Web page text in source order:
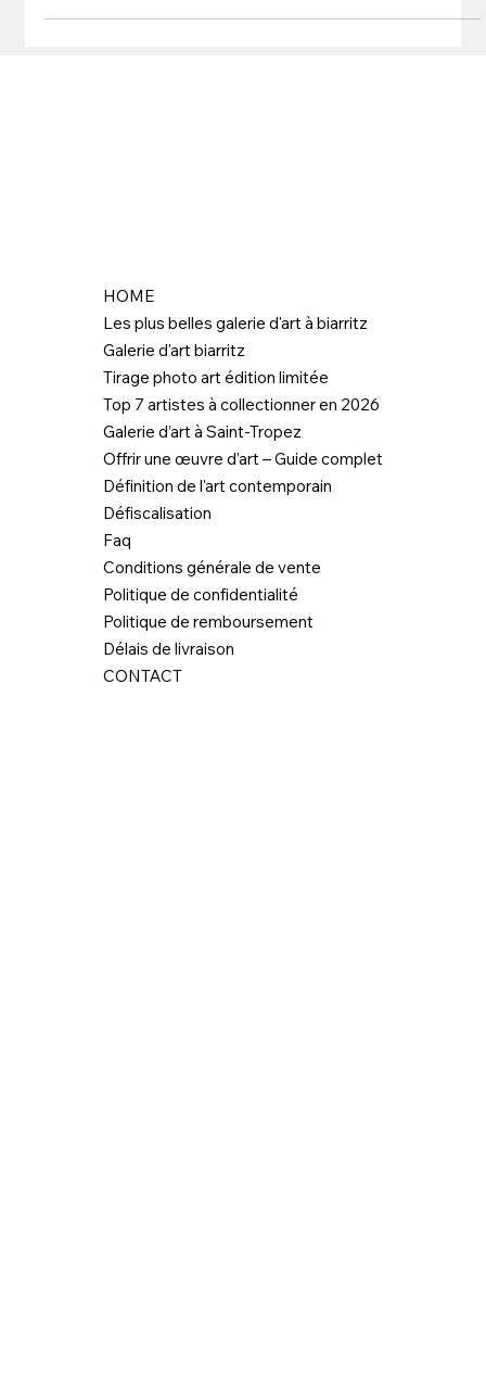
HOME
Les plus belles galerie d'art à biarritz
Galerie d'art biarritz
Tirage photo art édition limitée
Top 7 artistes à collectionner en 2026
Galerie d’art à Saint-Tropez
Offrir une œuvre d’art – Guide complet
Définition de l'art contemporain
Défiscalisation
Faq
Conditions générale de vente
Politique de confidentialité
Politique de remboursement
Délais de livraison
CONTACT